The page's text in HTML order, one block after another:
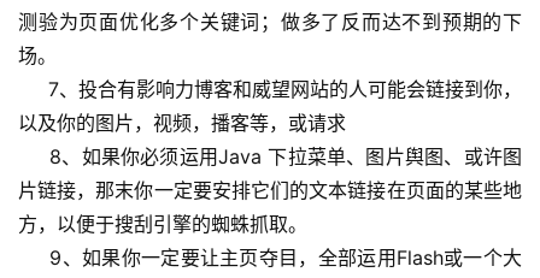
测验为页面优化多个关键词；做多了反而达不到预期的下
场。
以及你的图片，视频，播客等，或请求
片链接，那末你一定要安排它们的文本链接在页面的某些地
方，以便于搜刮引擎的蜘蛛抓取。